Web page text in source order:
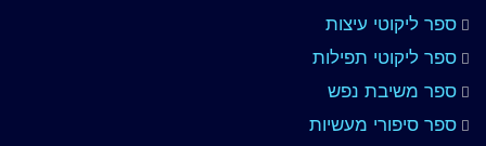
ספר ליקוטי עיצות
ספר ליקוטי תפילות
ספר משיבת נפש
ספר סיפורי מעשיות